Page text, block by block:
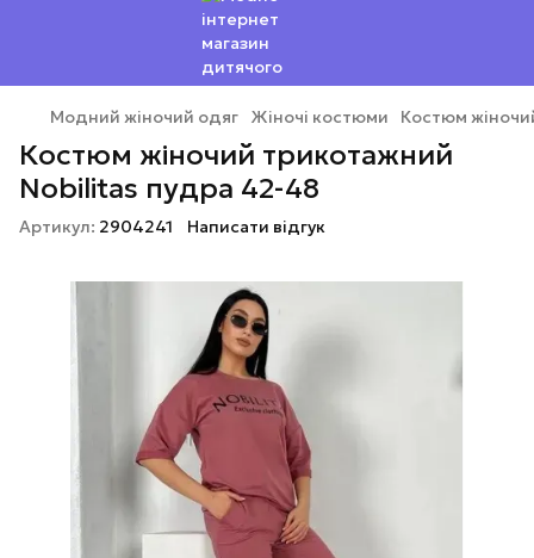
Модний жіночий одяг Жіночі костюми Костюм
Костюм жіночий трикотажний
Nobilitas пудра 42-48
Артикул: 2904241 Написати відгук